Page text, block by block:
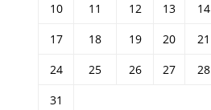
10
11 12 13 14
17
18 19 20 21
24
25 26 27 28
31